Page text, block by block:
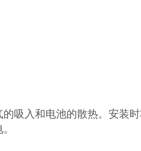
吸入和电池的散热。安装
。